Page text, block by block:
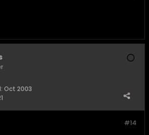
Oct 2003
#14